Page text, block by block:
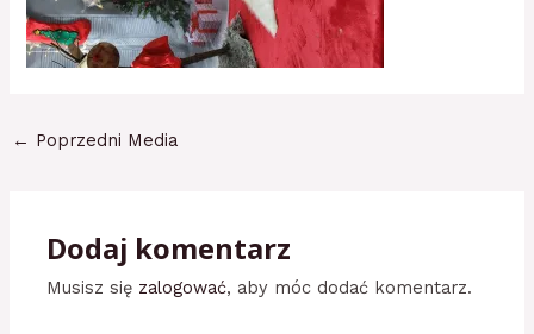
← Poprzedni Media
Dodaj komentarz
Musisz się zalogować, aby móc dodać komentarz.